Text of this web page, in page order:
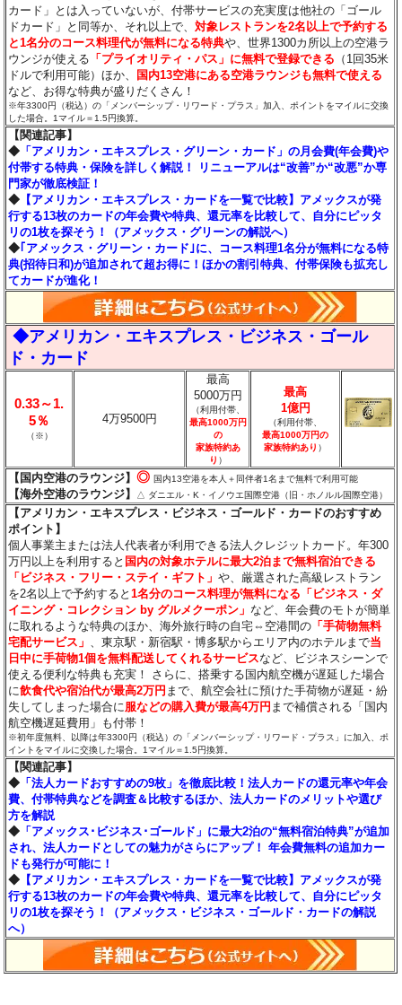
カード」とは入っていないが、付帯サービスの充実度は他社の「ゴール
ドカード」と同等か、それ以上で、対象レストランを2名以上で予約する
と1名分のコース料理代が無料になる特典や、世界1300カ所以上の空港ラ
ウンジが使える 「プライオリティ・パス」に無料で登録できる （1回35米
ドルで利用可能）ほか、 国内13空港にある空港ラウンジも無料で使える
など、お得な特典が盛りだくさん！
※年3300円（税込）の「メンバーシップ・リワード・プラス」加入、ポイントをマイルに交換
した場合。1マイル＝1.5円換算。
【関連記事】
◆ 「アメリカン・エキスプレス・グリーン・カード」の月会費(年会費)や
付帯する特典・保険を詳しく解説！ リニューアルは“改善”か“改悪”か専
門家が徹底検証！
◆ 【アメリカン・エキスプレス・カードを一覧で比較】アメックスが発
行する13枚のカードの年会費や特典、還元率を比較して、自分にピッタ
リの1枚を探そう！（アメックス・グリーンの解説へ）
◆ ｢アメックス・グリーン・カード｣に、コース料理1名分が無料になる特
典(招待日和)が追加されて超お得に！ほかの割引特典、付帯保険も拡充し
てカードが進化！
◆アメリカン・エキスプレス・ビジネス・ゴール
ド・カード
0.33～1.
5％
（※）
4万9500円
最高
5000万円
（利用付帯、
最高1000万円
の
家族特約あ
り ）
最高
1億円
（利用付帯、
最高1000万円の
家族特約あり ）
【国内空港のラウンジ】◎国内13空港を本人＋同伴者1名まで無料で利用可能
【海外空港のラウンジ】 △ ダニエル・K・イノウエ国際空港（旧・ホノルル国際空港）
【アメリカン・エキスプレス・ビジネス・ゴールド・カードのおすすめ
ポイント】
個人事業主または法人代表者が利用できる法人クレジットカード。年300
万円以上を利用すると 国内の対象ホテルに最大2泊まで無料宿泊できる
「ビジネス・フリー・ステイ・ギフト」や、厳選された高級レストラン
を2名以上で予約すると1名分のコース料理が無料になる「ビジネス・ダ
イニング・コレクション by グルメクーポン」 など、年会費のモトが簡単
に取れるような特典のほか、海外旅行時の自宅⇔空港間の 「手荷物無料
宅配サービス」
、東京駅・新宿駅・博多駅からエリア内のホテルまで当
日中に手荷物1個を無料配送してくれるサービスなど、ビジネスシーンで
使える便利な特典も充実！ さらに、搭乗する国内航空機が遅延した場合
に飲食代や宿泊代が最高2万円 まで、航空会社に預けた手荷物が遅延・紛
失してしまった場合に 服などの購入費が最高4万円 まで補償される「国内
航空機遅延費用」も付帯！
※初年度無料、以降は年3300円（税込）の「メンバーシップ・リワード・プラス」に加入、ポ
イントをマイルに交換した場合。1マイル＝1.5円換算。
【関連記事】
◆ 「法人カードおすすめの9枚」を徹底比較！法人カードの還元率や年会
費、付帯特典などを調査＆比較するほか、法人カードのメリットや選び
方を解説
◆ 「アメックス･ビジネス･ゴールド」に最大2泊の“無料宿泊特典”が追加
され、法人カードとしての魅力がさらにアップ！ 年会費無料の追加カー
ドも発行が可能に！
◆ 【アメリカン・エキスプレス・カードを一覧で比較】アメックスが発
行する13枚のカードの年会費や特典、還元率を比較して、自分にピッタ
リの1枚を探そう！（アメックス・ビジネス・ゴールド・カードの解説
へ）